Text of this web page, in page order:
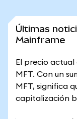
Últimas
Mainframe
El precio
MFT. Con un
MFT, significa
capitalización